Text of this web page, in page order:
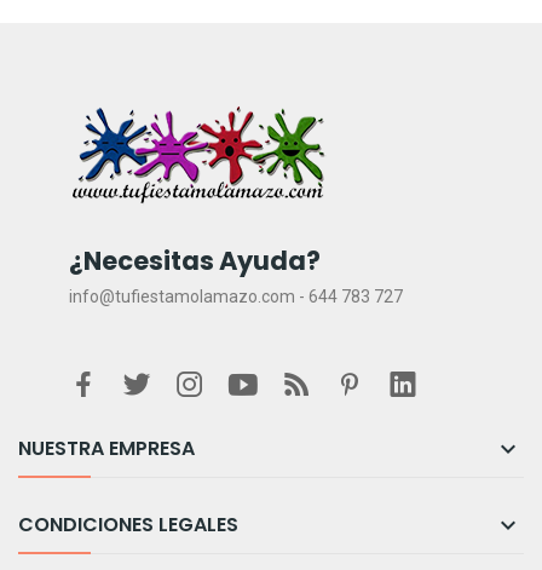
¿Necesitas Ayuda?
info@tufiestamolamazo.com - 644 783 727
NUESTRA EMPRESA 
CONDICIONES LEGALES 